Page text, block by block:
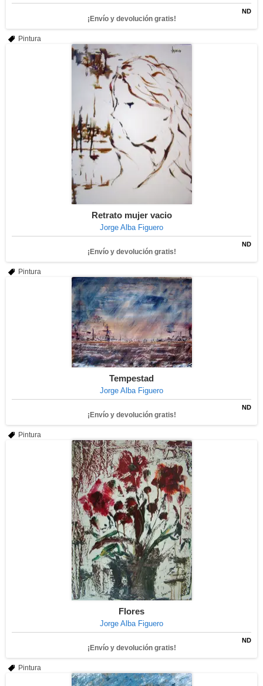
ND
¡Envío y devolución gratis!
Pintura
Retrato mujer vacio
Jorge Alba Figuero
ND
¡Envío y devolución gratis!
Pintura
Tempestad
Jorge Alba Figuero
ND
¡Envío y devolución gratis!
Pintura
Flores
Jorge Alba Figuero
ND
¡Envío y devolución gratis!
Pintura